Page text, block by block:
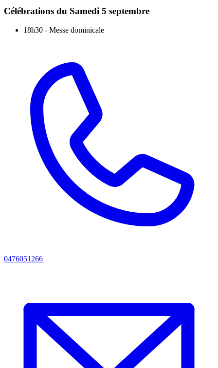
Célébrations du Samedi 5 septembre
18h30 - Messe dominicale
0476051266